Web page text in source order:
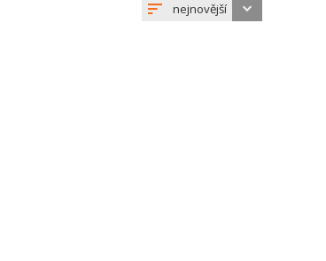
nejnovější